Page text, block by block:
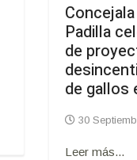
Padilla
de
de gallos
30
Leer más...